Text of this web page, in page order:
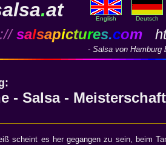
.at English Deutsch
salsapictures.com
- Salsa von Hamburg
- Salsa - Meisterschaft
scheint es her gegangen zu sein, beim